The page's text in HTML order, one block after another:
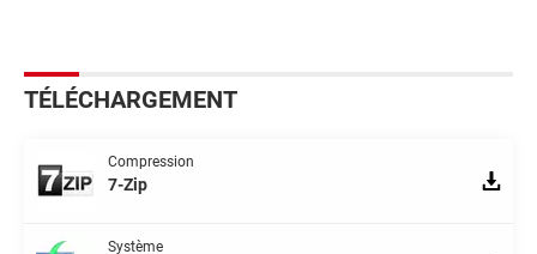
TÉLÉCHARGEMENT
Compression
7-Zip
Système